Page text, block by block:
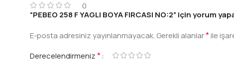
0
“PEBEO 258 F YAGLI BOYA FIRCASI NO:2” için yorum
E-posta adresiniz yayınlanmayacak. Gerekli alanlar*ile
Derecelendirmeniz*